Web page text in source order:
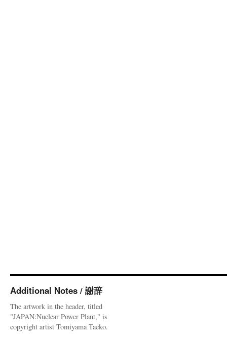
Additional Notes / 謝辞
The artwork in the header, titled
"JAPAN:Nuclear Power Plant," is
copyright artist Tomiyama Taeko.